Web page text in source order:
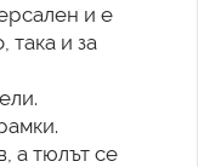
и е
така и за
а тюлът се